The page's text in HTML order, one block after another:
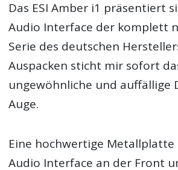
Das ESI Amber i1 präsentiert
Audio Interface der komplett
Serie des deutschen
Auspacken sticht mir sofort
ungewöhnliche und auffällige
Auge.
Eine hochwertige Metallplatte
Audio Interface an der Front